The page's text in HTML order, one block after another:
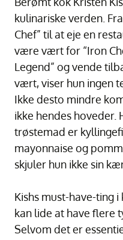
kulinariske verden.
Chef” til at eje en
være vært for “Iron
Legend” og vende
vært, viser hun ingen
Ikke desto mindre
ikke hendes hoveder.
trøstemad er
mayonnaise og
skjuler hun ikke sin
Kishs must-have-ting
kan lide at have flere
Selvom det er